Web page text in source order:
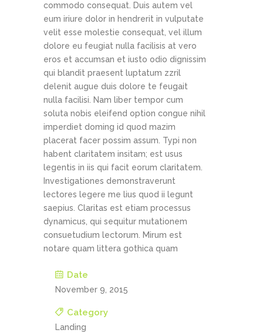
commodo consequat. Duis autem vel
eum iriure dolor in hendrerit in vulputate
velit esse molestie consequat, vel illum
dolore eu feugiat nulla facilisis at vero
eros et accumsan et iusto odio dignissim
qui blandit praesent luptatum zzril
delenit augue duis dolore te feugait
nulla facilisi. Nam liber tempor cum
soluta nobis eleifend option congue nihil
imperdiet doming id quod mazim
placerat facer possim assum. Typi non
habent claritatem insitam; est usus
legentis in iis qui facit eorum claritatem.
Investigationes demonstraverunt
lectores legere me lius quod ii legunt
saepius. Claritas est etiam processus
dynamicus, qui sequitur mutationem
consuetudium lectorum. Mirum est
notare quam littera gothica quam
Date
November 9, 2015
Category
Landing